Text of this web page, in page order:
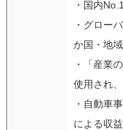
・国内
・グロー
か国・地
・「産業
使用され
・自動車
による収